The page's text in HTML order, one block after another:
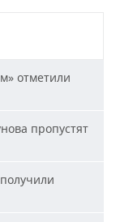
отметили
пропустят